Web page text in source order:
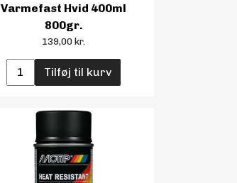
Varmefast Hvid 400ml
800gr.
139,00 kr.
Tilføj til kurv